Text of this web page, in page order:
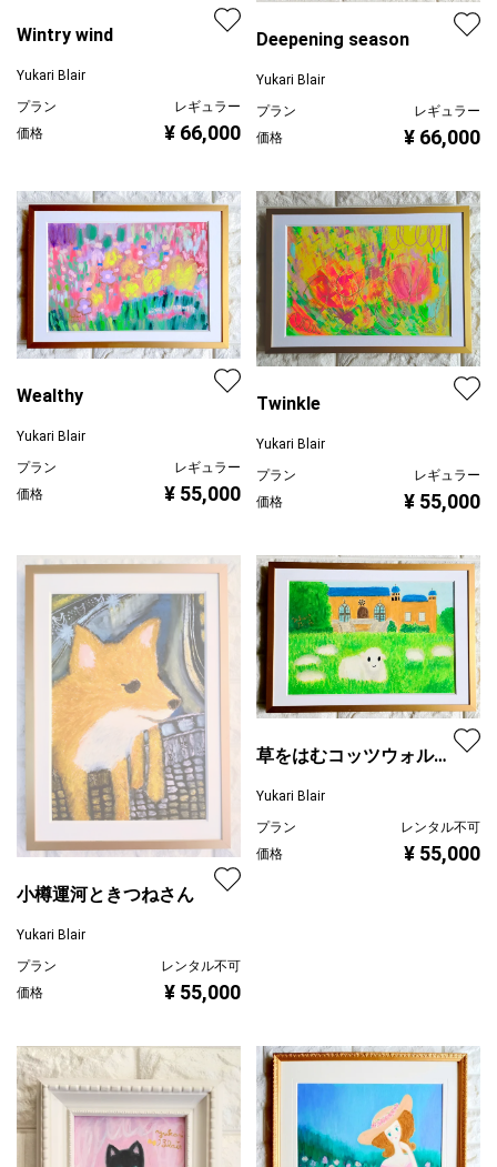
Wintry wind
Yukari Blair
プラン
レギュラー
価格
¥ 66,000
Deepening season
Yukari Blair
プラン
レギュラー
価格
¥ 66,000
Wealthy
Yukari Blair
プラン
レギュラー
価格
¥ 55,000
Twinkle
Yukari Blair
プラン
レギュラー
価格
¥ 55,000
小樽運河ときつねさん
Yukari Blair
プラン
レンタル不可
価格
¥ 55,000
草をはむコッツウォルズ
Yukari Blair
プラン
レンタル不可
価格
¥ 55,000